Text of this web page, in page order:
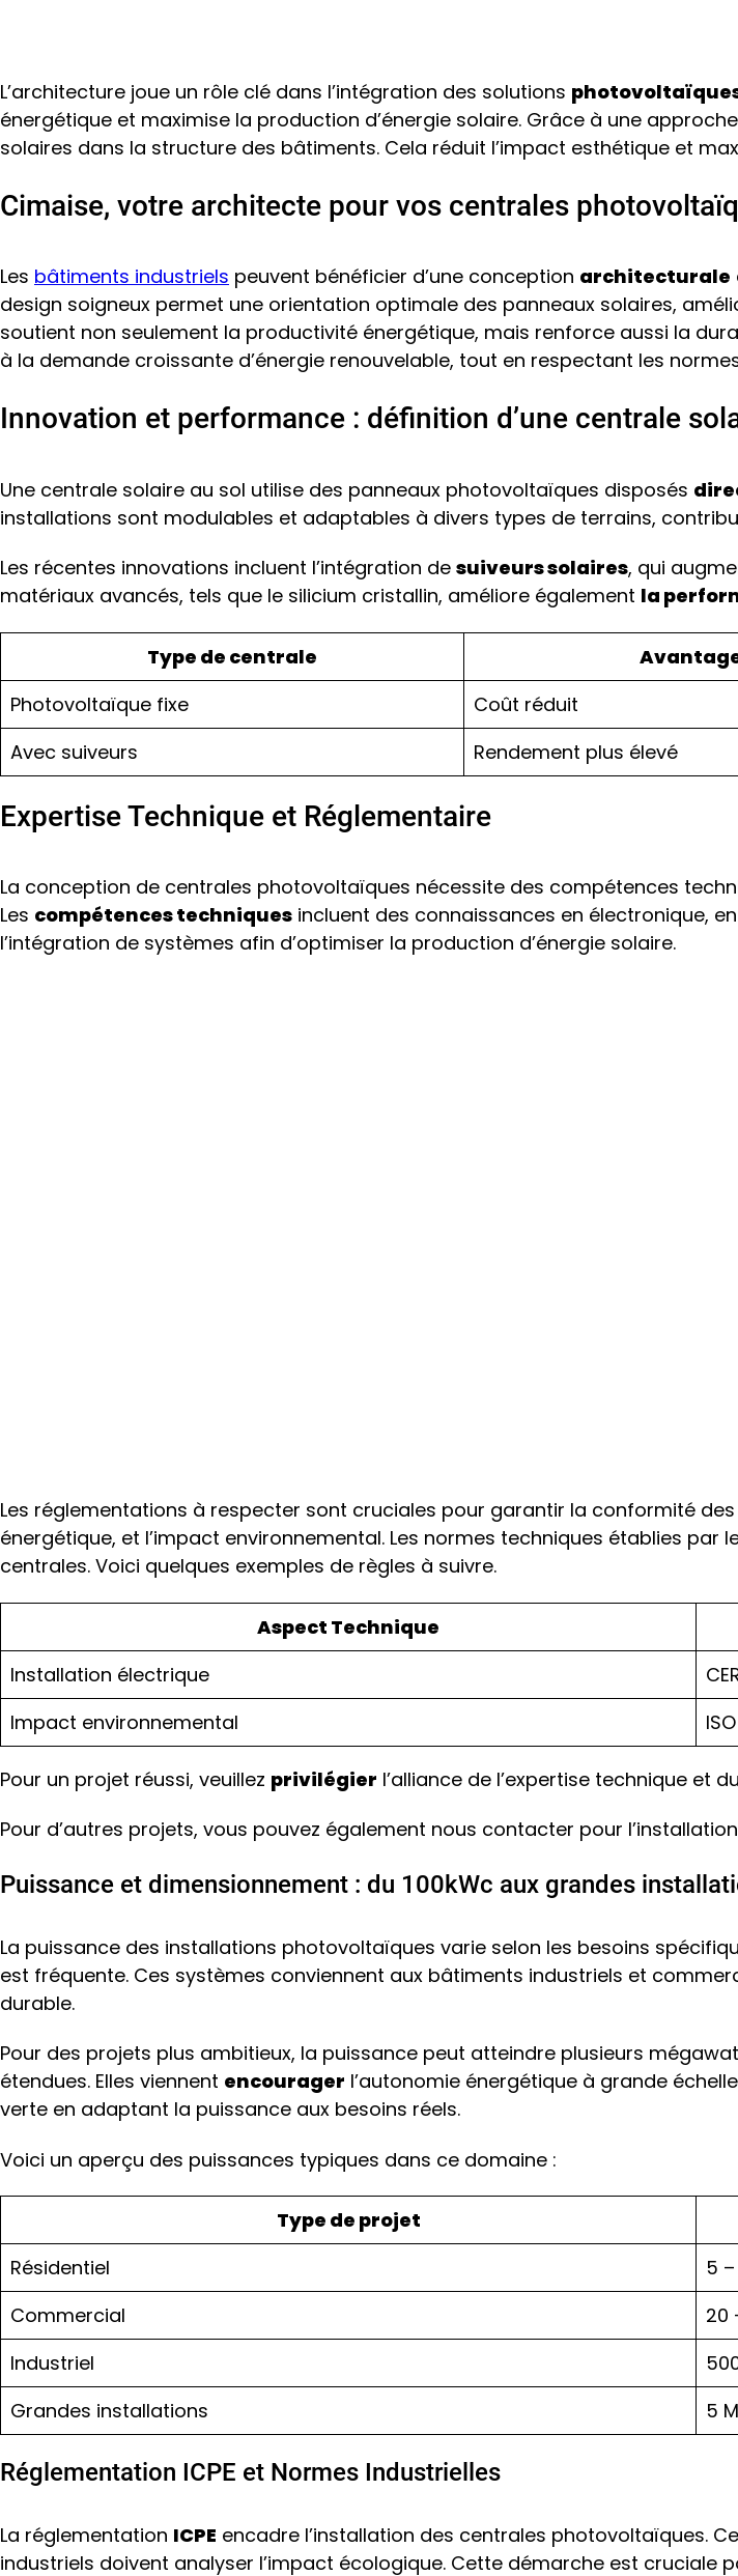
L’architecture joue un rôle clé dans l’intégration des solutions
énergétique et maximise la production d’énergie solaire. Grâce à une
solaires dans la structure des bâtiments. Cela réduit l’impact esthétique et
Cimaise, votre architecte pour vos centrales
Les bâtiments industriels peuvent bénéficier d’une conception architecturale
design soigneux permet une orientation optimale des panneaux solaires,
soutient non seulement la productivité énergétique, mais renforce aussi la
à la demande croissante d’énergie renouvelable, tout en respectant les
Innovation et performance : définition d’une centrale
Une centrale solaire au sol utilise des panneaux photovoltaïques disposés
installations sont modulables et adaptables à divers types de terrains,
Les récentes innovations incluent l’intégration de suiveurs solaires, qui
matériaux avancés, tels que le silicium cristallin, améliore également la
Type de centrale
Photovoltaïque fixe
Coût réduit
Avec suiveurs
Rendement plus élevé
Expertise Technique et Réglementaire
La conception de centrales photovoltaïques nécessite des compétences
Les compétences techniques incluent des connaissances en électronique,
l’intégration de systèmes afin d’optimiser la production d’énergie solaire.
Les réglementations à respecter sont cruciales pour garantir la conformité
énergétique, et l’impact environnemental. Les normes techniques établies
centrales. Voici quelques exemples de règles à suivre.
Aspect Technique
Installation électrique
Impact environnemental
Pour un projet réussi, veuillez privilégier l’alliance de l’expertise technique et
Pour d’autres projets, vous pouvez également nous contacter pour l’installation
Puissance et dimensionnement : du 100kWc aux grandes
La puissance des installations photovoltaïques varie selon les besoins
est fréquente. Ces systèmes conviennent aux bâtiments industriels et
durable.
Pour des projets plus ambitieux, la puissance peut atteindre plusieurs
étendues. Elles viennent encourager l’autonomie énergétique à grande
verte en adaptant la puissance aux besoins réels.
Voici un aperçu des puissances typiques dans ce domaine :
Type de projet
Résidentiel
5
Commercial
20
Industriel
Grandes installations
5
Réglementation ICPE et Normes Industrielles
La réglementation ICPE encadre l’installation des centrales photovoltaïques.
industriels doivent analyser l’impact écologique. Cette démarche est cruciale